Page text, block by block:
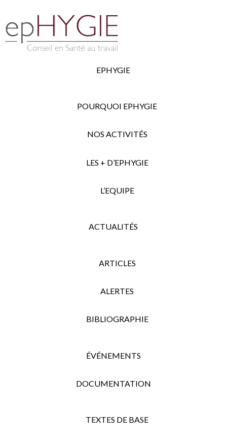
EPHYGIE
POURQUOI EPHYGIE
NOS ACTIVITÉS
LES + D’EPHYGIE
L’EQUIPE
ACTUALITÉS
ARTICLES
ALERTES
BIBLIOGRAPHIE
ÉVÉNEMENTS
DOCUMENTATION
TEXTES DE BASE